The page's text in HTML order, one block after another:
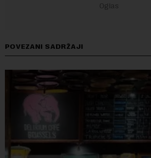
POVEZANI SADRŽAJI